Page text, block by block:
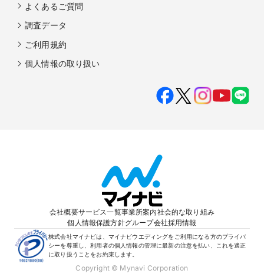
よくあるご質問
調査データ
ご利用規約
個人情報の取り扱い
会社概要サービス一覧事業所案内社会的な取り組み
個人情報保護方針グループ会社採用情報
株式会社マイナビは、マイナビウエディングをご利用になる方のプライバ
シーを尊重し、利用者の個人情報の管理に最新の注意を払い、これを適正
に取り扱うことをお約束します。
Copyright © Mynavi Corporation